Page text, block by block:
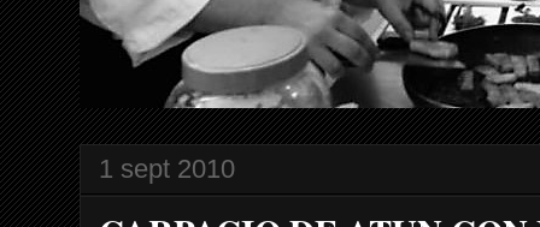
1 sept 2010